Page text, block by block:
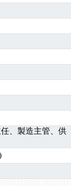
、製造主管、供